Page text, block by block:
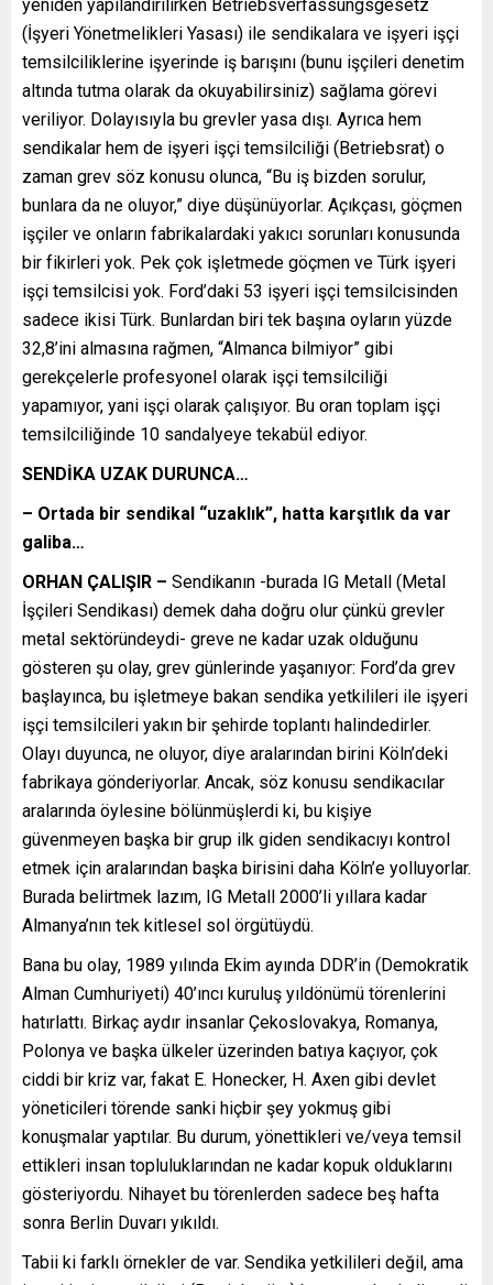
yeniden yapılandırılırken Betriebsverfassungsgesetz
(İşyeri Yönetmelikleri Yasası) ile sendikalara ve işyeri işçi
temsilciliklerine işyerinde iş barışını (bunu işçileri denetim
altında tutma olarak da okuyabilirsiniz) sağlama görevi
veriliyor. Dolayısıyla bu grevler yasa dışı. Ayrıca hem
sendikalar hem de işyeri işçi temsilciliği (Betriebsrat) o
zaman grev söz konusu olunca, “Bu iş bizden sorulur,
bunlara da ne oluyor,” diye düşünüyorlar. Açıkçası, göçmen
işçiler ve onların fabrikalardaki yakıcı sorunları konusunda
bir fikirleri yok. Pek çok işletmede göçmen ve Türk işyeri
işçi temsilcisi yok. Ford’daki 53 işyeri işçi temsilcisinden
sadece ikisi Türk. Bunlardan biri tek başına oyların yüzde
32,8’ini almasına rağmen, “Almanca bilmiyor” gibi
gerekçelerle profesyonel olarak işçi temsilciliği
yapamıyor, yani işçi olarak çalışıyor. Bu oran toplam işçi
temsilciliğinde 10 sandalyeye tekabül ediyor.
SENDİKA UZAK DURUNCA…
– Ortada bir sendikal “uzaklık”, hatta karşıtlık da var
galiba…
ORHAN ÇALIŞIR – Sendikanın -burada IG Metall (Metal
İşçileri Sendikası) demek daha doğru olur çünkü grevler
metal sektöründeydi- greve ne kadar uzak olduğunu
gösteren şu olay, grev günlerinde yaşanıyor: Ford’da grev
başlayınca, bu işletmeye bakan sendika yetkilileri ile işyeri
işçi temsilcileri yakın bir şehirde toplantı halindedirler.
Olayı duyunca, ne oluyor, diye aralarından birini Köln’deki
fabrikaya gönderiyorlar. Ancak, söz konusu sendikacılar
aralarında öylesine bölünmüşlerdi ki, bu kişiye
güvenmeyen başka bir grup ilk giden sendikacıyı kontrol
etmek için aralarından başka birisini daha Köln’e yolluyorlar.
Burada belirtmek lazım, IG Metall 2000’li yıllara kadar
Almanya’nın tek kitlesel sol örgütüydü.
Bana bu olay, 1989 yılında Ekim ayında DDR’in (Demokratik
Alman Cumhuriyeti) 40’ıncı kuruluş yıldönümü törenlerini
hatırlattı. Birkaç aydır insanlar Çekoslovakya, Romanya,
Polonya ve başka ülkeler üzerinden batıya kaçıyor, çok
ciddi bir kriz var, fakat E. Honecker, H. Axen gibi devlet
yöneticileri törende sanki hiçbir şey yokmuş gibi
konuşmalar yaptılar. Bu durum, yönettikleri ve/veya temsil
ettikleri insan topluluklarından ne kadar kopuk olduklarını
gösteriyordu. Nihayet bu törenlerden sadece beş hafta
sonra Berlin Duvarı yıkıldı.
Tabii ki farklı örnekler de var. Sendika yetkilileri değil, ama